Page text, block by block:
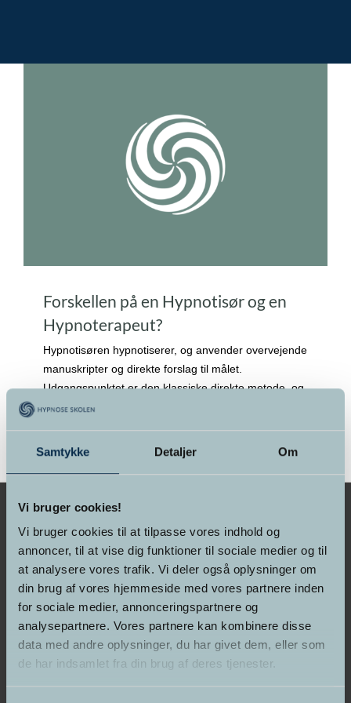
Samtykke Detaljer Om
Vi bruger cookies!
Vi bruger cookies til at tilpasse vores indhold og
annoncer, til at vise dig funktioner til sociale medier og til
at analysere vores trafik. Vi deler også oplysninger om
din brug af vores hjemmeside med vores partnere inden
for sociale medier, annonceringspartnere og
analysepartnere. Vores partnere kan kombinere disse
data med andre oplysninger, du har givet dem, eller som
de har indsamlet fra din brug af deres tjenester.
Forskellen på en Hypnotisør og en
Hypnoterapeut?
Hypnotisøren hypnotiserer, og anvender overvejende
manuskripter og direkte forslag til målet.
Udgangspunktet er den klassiske direkte metode, og
må ikke sammenlignes med en session udført af en
GRUNDLAGT I 1998
Hypnose Skolen &
Psykoterapeut Akademiet